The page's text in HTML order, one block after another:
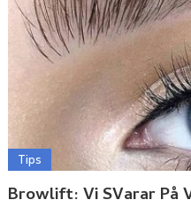
Browlift: Vi SVarar På
Tips